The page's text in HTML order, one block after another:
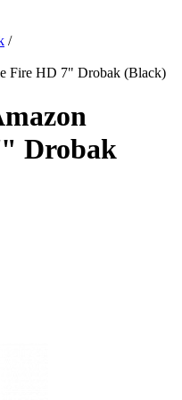
/
Fire HD 7" Drobak (Black)
Drobak